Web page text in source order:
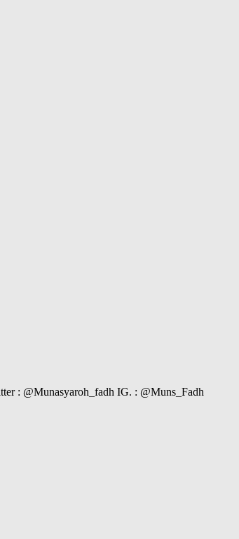
: @Munasyaroh_fadh IG. : @Muns_Fadh